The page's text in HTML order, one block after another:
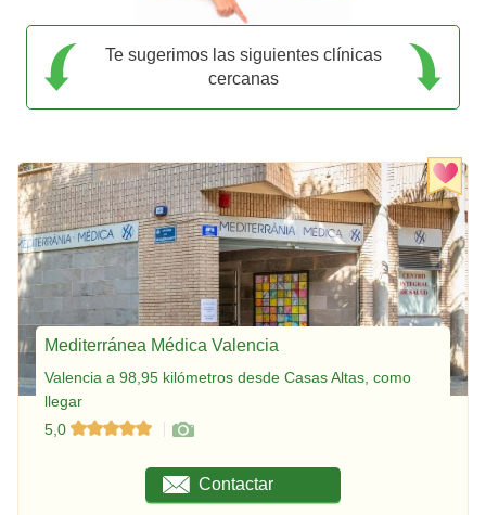
Te sugerimos las siguientes clínicas
cercanas
Mediterránea Médica Valencia
Valencia a 98,95 kilómetros desde Casas Altas, como
llegar
5,0
Contactar